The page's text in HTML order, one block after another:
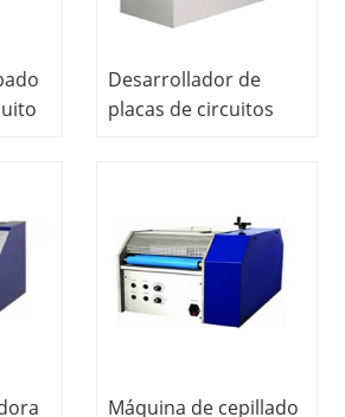
Desarrollador de
placas de circuitos
de laboratorio de PCB
Máquina de cepillado